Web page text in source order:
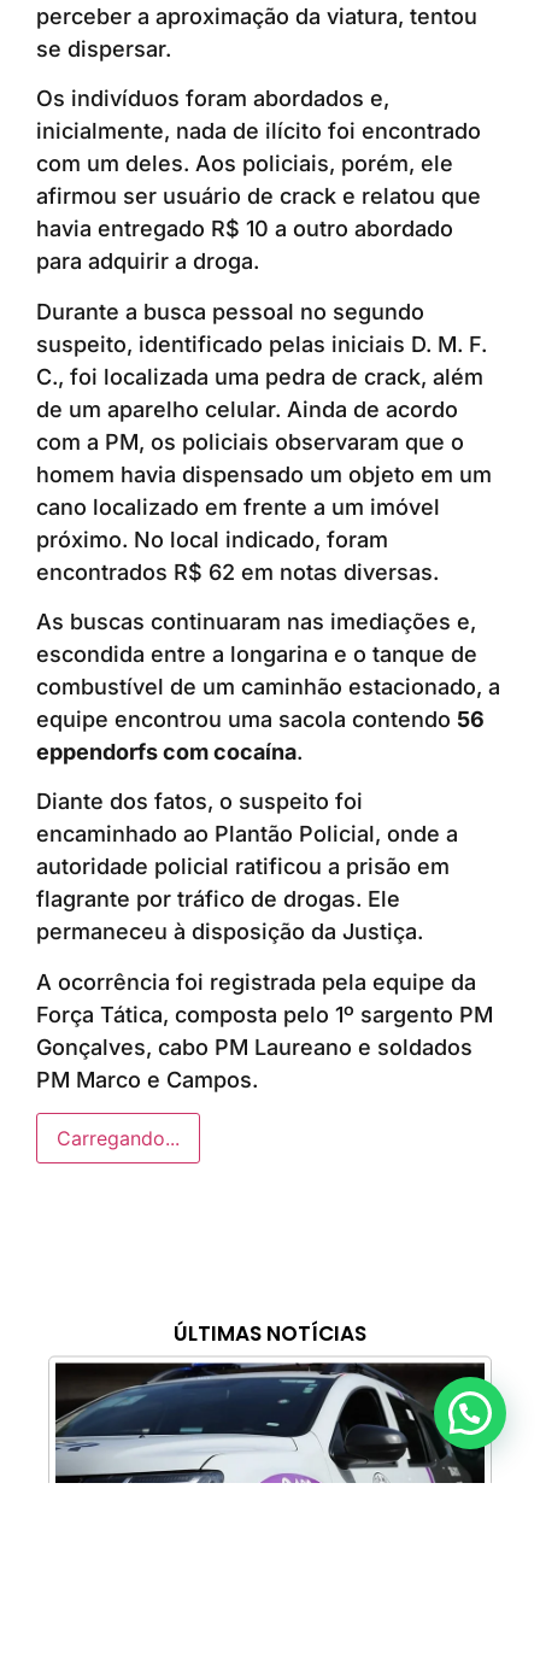
ÚLTIMAS NOTÍCIAS
perceber a aproximação da viatura, tentou
se dispersar.
Os indivíduos foram abordados e,
inicialmente, nada de ilícito foi encontrado
com um deles. Aos policiais, porém, ele
afirmou ser usuário de crack e relatou que
havia entregado R$ 10 a outro abordado
para adquirir a droga.
Durante a busca pessoal no segundo
suspeito, identificado pelas iniciais D. M. F.
C., foi localizada uma pedra de crack, além
de um aparelho celular. Ainda de acordo
com a PM, os policiais observaram que o
homem havia dispensado um objeto em um
cano localizado em frente a um imóvel
próximo. No local indicado, foram
encontrados R$ 62 em notas diversas.
As buscas continuaram nas imediações e,
escondida entre a longarina e o tanque de
combustível de um caminhão estacionado, a
equipe encontrou uma sacola contendo 56
eppendorfs com cocaína.
Diante dos fatos, o suspeito foi
encaminhado ao Plantão Policial, onde a
autoridade policial ratificou a prisão em
flagrante por tráfico de drogas. Ele
permaneceu à disposição da Justiça.
A ocorrência foi registrada pela equipe da
Força Tática, composta pelo 1º sargento PM
Gonçalves, cabo PM Laureano e soldados
PM Marco e Campos.
Carregando...
Anunciar ou recomendar matéria